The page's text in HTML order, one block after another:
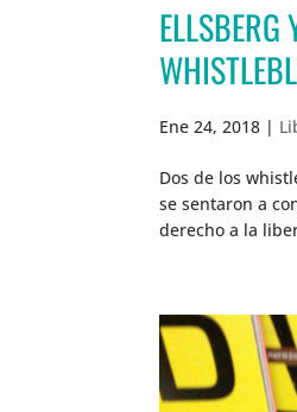
ELLSBERG
Ene 24, 2018 |
Dos de los
se sentaron a
derecho a la